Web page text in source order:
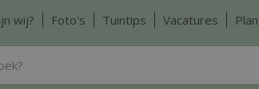
wij? Foto's Tuintips Vacatures